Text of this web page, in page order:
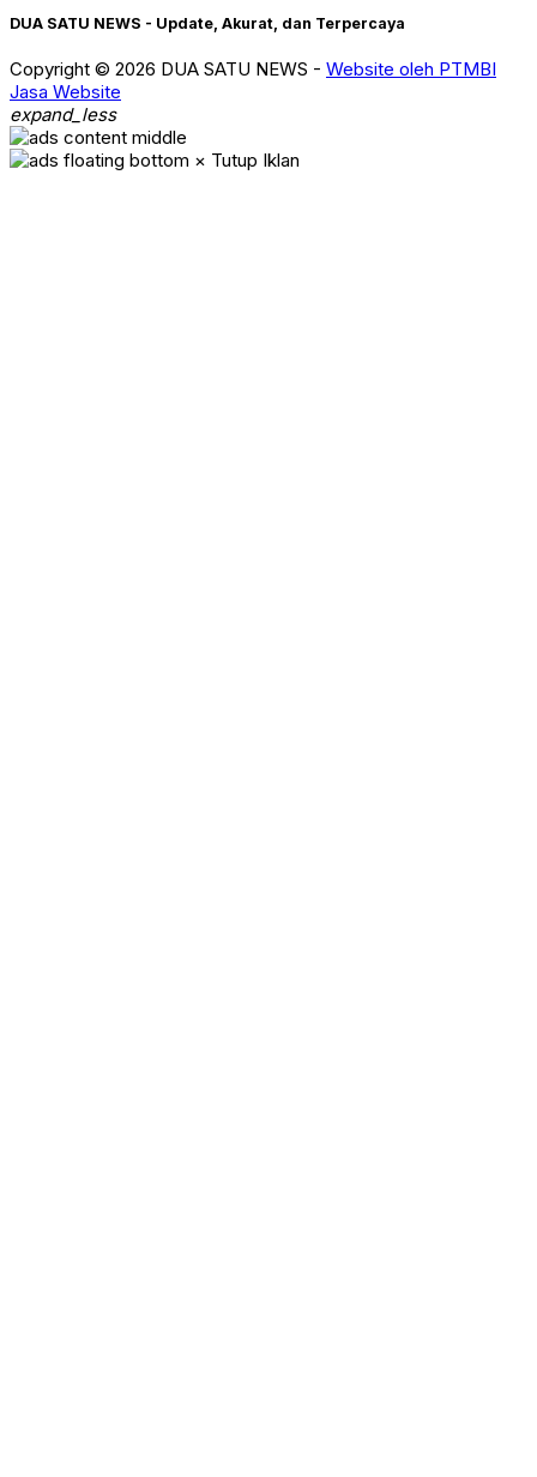
DUA SATU NEWS - Update, Akurat, dan Terpercaya
Copyright © 2026 DUA SATU NEWS - Website oleh PTMBI
Jasa Website
expand_less
× Tutup Iklan